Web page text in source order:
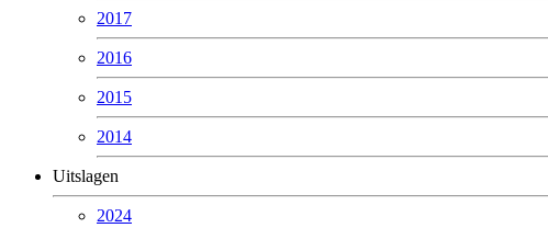
2017
2016
2015
2014
Uitslagen
2024